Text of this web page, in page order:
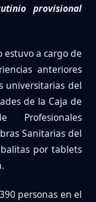
provisional
estuvo a cargo de
anteriores
universitarias del
de la Caja de
Profesionales
Sanitarias del
por tablets
personas en el